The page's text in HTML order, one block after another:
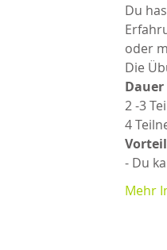
Du
oder
Die
Dauer
2 -3
4
- Du
Mehr